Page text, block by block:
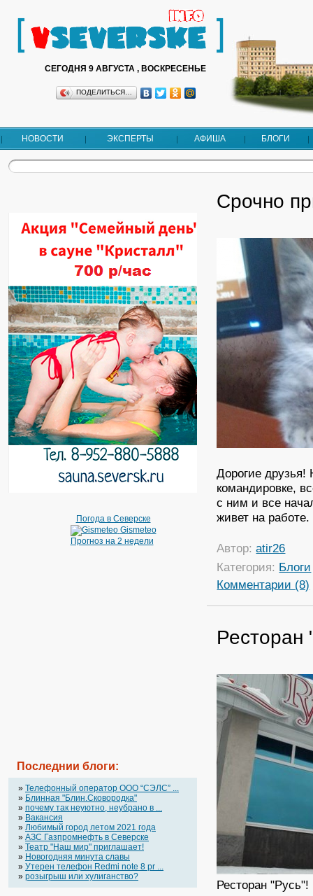
СЕГОДНЯ 9 АВГУСТА , ВОСКРЕСЕНЬЕ
ПОДЕЛИТЬСЯ…
НОВОСТИ ЭКСПЕРТЫ АФИША БЛОГИ
Погода в Северске
Gismeteo
Прогноз на 2 недели
Последнии блоги:
» Телефонный оператор OOO “СЭЛС” ...
» Блинная "Блин.Сковородка"
» почему так неуютно, неубрано в ...
» Вакансия
» Любимый город летом 2021 года
» АЗС Газпромнефть в Северске
» Театр "Наш мир" приглашает!
» Новогодняя минута славы
» Утерен телефон Redmi note 8 pr ...
» розыгрыш или хулиганство?
Срочно
Дорогие
командировке,
с ним и все
живет на
Автор:atir26
Категория: Блоги
Комментарии (8)
Ресторан
Ресторан